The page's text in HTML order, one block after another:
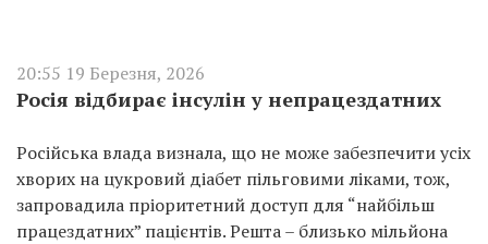
20:55 19 Березня, 2026
Росія відбирає інсулін у непрацездатних
Російська влада визнала, що не може забезпечити усіх
хворих на цукровий діабет пільговими ліками, тож,
запровадила пріоритетний доступ для “найбільш
працездатних” пацієнтів. Решта – близько мільйона